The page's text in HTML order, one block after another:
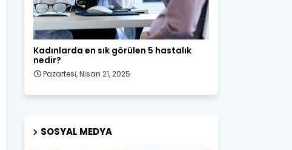
Kadın Sağlığı
Kadınlarda en sık görülen 5 hastalık
nedir?
Pazartesi, Nisan 21, 2025
SOSYAL MEDYA